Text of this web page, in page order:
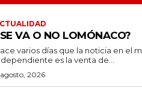
VA O NO LOMÓNACO?
varios días que la noticia en el
es la venta de...
2026